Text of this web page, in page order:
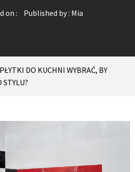
on : Published by : Mia
DO KUCHNI WYBRAĆ, BY
STYLU?